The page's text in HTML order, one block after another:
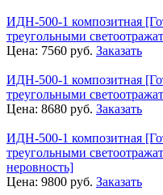
ИДН-500-1 композитная
треугольными
Цена: 7560 руб. Заказать
ИДН-500-1 композитная
треугольными
Цена: 8680 руб. Заказать
ИДН-500-1 композитная
треугольными
неровность]
Цена: 9800 руб. Заказать